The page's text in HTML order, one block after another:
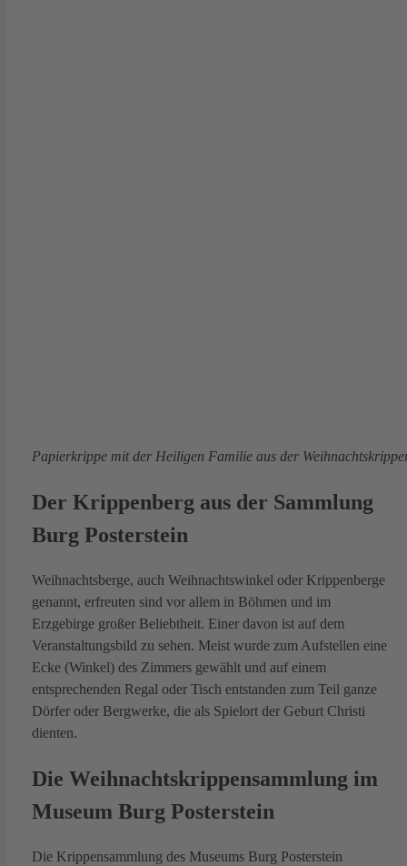
Papierkrippe mit der Heiligen Familie aus der
Der Krippenberg aus der Sammlung
Burg Posterstein
Weihnachtsberge, auch Weihnachtswinkel oder Krippenberge
genannt, erfreuten sind vor allem in Böhmen und im
Erzgebirge großer Beliebtheit. Einer davon ist auf dem
Veranstaltungsbild zu sehen. Meist wurde zum Aufstellen eine
Ecke (Winkel) des Zimmers gewählt und auf einem
entsprechenden Regal oder Tisch entstanden zum Teil ganze
Dörfer oder Bergwerke, die als Spielort der Geburt Christi
dienten.
Die Weihnachtskrippensammlung im
Museum Burg Posterstein
Die Krippensammlung des Museums Burg Posterstein